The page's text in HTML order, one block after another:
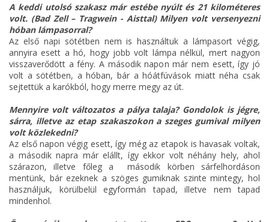
A keddi utolsó szakasz már estébe nyúlt és 21 kilométeres
volt. (Bad Zell – Tragwein - Aisttal) Milyen volt versenyezni
hóban lámpasorral?
Az első napi sötétben nem is használtuk a lámpasort végig,
annyira esett a hó, hogy jobb volt lámpa nélkül, mert nagyon
visszaverődött a fény. A második napon már nem esett, így jó
volt a sötétben, a hóban, bár a hóátfúvások miatt néha csak
sejtettük a karókból, hogy merre megy az út.
Mennyire volt változatos a pálya talaja? Gondolok is jégre,
sárra, illetve az etap szakaszokon a szeges gumival milyen
volt közlekedni?
Az első napon végig esett, így még az etapok is havasak voltak,
a második napra már elállt, így ekkor volt néhány hely, ahol
szárazon, illetve főleg a második körben sárfelhordáson
mentünk, bár ezeknek a szöges gumiknak szinte mintegy, hol
használjuk, körülbelül egyformán tapad, illetve nem tapad
mindenhol.